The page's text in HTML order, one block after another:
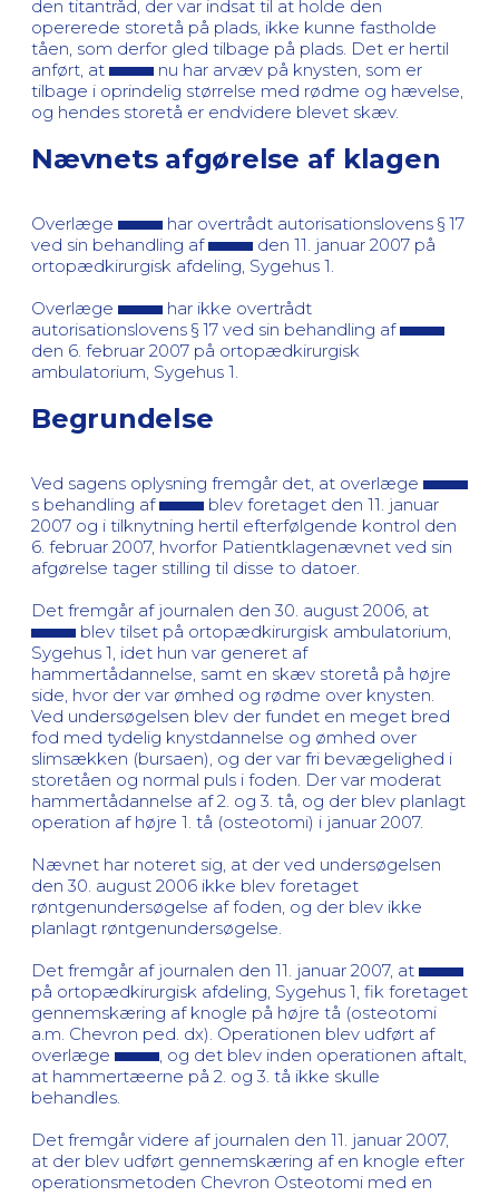
den titantråd, der var indsat til at holde den
opererede storetå på plads, ikke kunne fastholde
tåen, som derfor gled tilbage på plads. Det er hertil
anført, at
nu har arvæv på knysten, som er
tilbage i oprindelig størrelse med rødme og hævelse,
og hendes storetå er endvidere blevet skæv.
Nævnets afgørelse af klagen
Overlæge
har overtrådt autorisationslovens § 17
ved sin behandling af
den 11. januar 2007 på
ortopædkirurgisk afdeling, Sygehus 1.
Overlæge
har ikke overtrådt
autorisationslovens § 17 ved sin behandling af
den 6. februar 2007 på ortopædkirurgisk
ambulatorium, Sygehus 1.
Begrundelse
Ved sagens oplysning fremgår det, at overlæge
s behandling af
blev foretaget den 11. januar
2007 og i tilknytning hertil efterfølgende kontrol den
6. februar 2007, hvorfor Patientklagenævnet ved sin
afgørelse tager stilling til disse to datoer.
Det fremgår af journalen den 30. august 2006, at
blev tilset på ortopædkirurgisk ambulatorium,
Sygehus 1, idet hun var generet af
hammertådannelse, samt en skæv storetå på højre
side, hvor der var ømhed og rødme over knysten.
Ved undersøgelsen blev der fundet en meget bred
fod med tydelig knystdannelse og ømhed over
slimsækken (bursaen), og der var fri bevægelighed i
storetåen og normal puls i foden. Der var moderat
hammertådannelse af 2. og 3. tå, og der blev planlagt
operation af højre 1. tå (osteotomi) i januar 2007.
Nævnet har noteret sig, at der ved undersøgelsen
den 30. august 2006 ikke blev foretaget
røntgenundersøgelse af foden, og der blev ikke
planlagt røntgenundersøgelse.
Det fremgår af journalen den 11. januar 2007, at
på ortopædkirurgisk afdeling, Sygehus 1, fik foretaget
gennemskæring af knogle på højre tå (osteotomi
a.m. Chevron ped. dx). Operationen blev udført af
overlæge
, og det blev inden operationen aftalt,
at hammertæerne på 2. og 3. tå ikke skulle
behandles.
Det fremgår videre af journalen den 11. januar 2007,
at der blev udført gennemskæring af en knogle efter
operationsmetoden Chevron Osteotomi med en